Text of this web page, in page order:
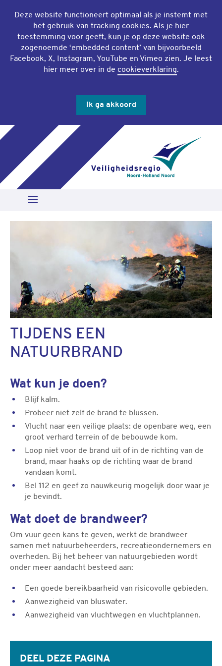
Deze website functioneert optimaal als je instemt met
het gebruik van tracking cookies. Als je hier
toestemming voor geeft, kun je op deze website ook
zogenoemde ‘embedded content’ van bijvoorbeeld
Facebook, X, Instagram, YouTube en Vimeo zien. Je leest
hier meer over in de cookieverklaring.
Ik ga akkoord
Open Menu
Zoeken
TIJDENS EEN
NATUURBRAND
Wat kun je doen?
Blijf kalm.
Probeer niet zelf de brand te blussen.
Vlucht naar een veilige plaats: de openbare weg, een
groot verhard terrein of de bebouwde kom.
Loop niet voor de brand uit of in de richting van de
brand, maar haaks op de richting waar de brand
vandaan komt.
Bel 112 en geef zo nauwkeurig mogelijk door waar je
je bevindt.
Wat doet de brandweer?
Om vuur geen kans te geven, werkt de brandweer
samen met natuurbeheerders, recreatieondernemers en
overheden. Bij het beheer van natuurgebieden wordt
onder meer aandacht besteed aan:
Een goede bereikbaarheid van risicovolle gebieden.
Aanwezigheid van bluswater.
Aanwezigheid van vluchtwegen en vluchtplannen.
DEEL DEZE PAGINA